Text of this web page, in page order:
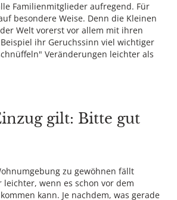
Familienmitglieder aufregend. Für
besondere Weise. Denn die Kleinen
Welt vorerst vor allem mit ihren
ihr Geruchssinn viel wichtiger
Veränderungen leichter als
gilt: Bitte gut
zu gewöhnen fällt
wenn es schon vor dem
kann. Je nachdem, was gerade